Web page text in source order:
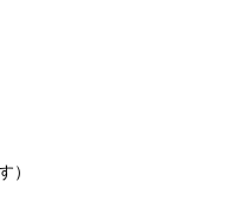
）